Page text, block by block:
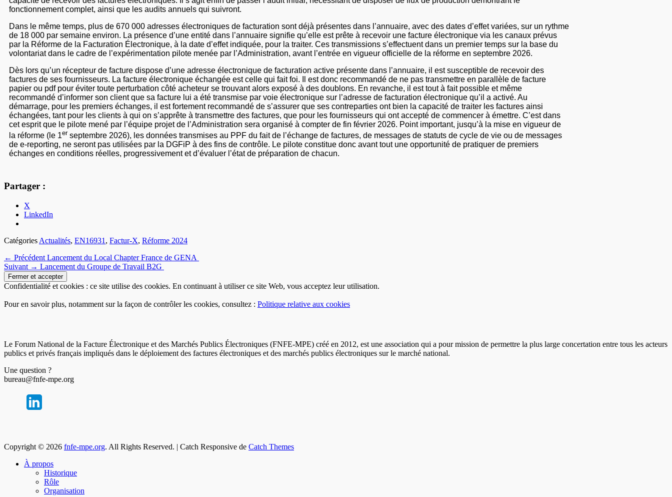
fonctionnement complet, ainsi que les audits annuels qui suivront.
Dans le même temps, plus de 670 000 adresses électroniques de facturation sont déjà présentes dans l’annuaire, avec des dates d’effet variées, sur un rythme
de 18 000 par semaine environ. La présence d’une entité dans l’annuaire signifie qu’elle est prête à recevoir une facture électronique via les canaux prévus
par la Réforme de la Facturation Électronique, à la date d’effet indiquée, pour la traiter. Ces transmissions s’effectuent dans un premier temps sur la base du
volontariat dans le cadre de l’expérimentation pilote menée par l’Administration, avant l’entrée en vigueur officielle de la réforme en septembre 2026.
Dès lors qu’un récepteur de facture dispose d’une adresse électronique de facturation active présente dans l’annuaire, il est susceptible de recevoir des
factures de ses fournisseurs. La facture électronique échangée est celle qui fait foi. Il est donc recommandé de ne pas transmettre en parallèle de facture
papier ou pdf pour éviter toute perturbation côté acheteur se trouvant alors exposé à des doublons. En revanche, il est tout à fait possible et même
recommandé d’informer son client que sa facture lui a été transmise par voie électronique sur l’adresse de facturation électronique qu’il a activé. Au
démarrage, pour les premiers échanges, il est fortement recommandé de s’assurer que ses contreparties ont bien la capacité de traiter les factures ainsi
échangées, tant pour les clients à qui on s’apprête à transmettre des factures, que pour les fournisseurs qui ont accepté de commencer à émettre. C’est dans
cet esprit que le pilote mené par l’équipe projet de l’Administration sera organisé à compter de fin février 2026. Point important, jusqu’à la mise en vigueur de
la réforme (le 1er septembre 2026), les données transmises au PPF du fait de l’échange de factures, de messages de statuts de cycle de vie ou de messages
de e-reporting, ne seront pas utilisées par la DGFiP à des fins de contrôle. Le pilote constitue donc avant tout une opportunité de pratiquer de premiers
échanges en conditions réelles, progressivement et d’évaluer l’état de préparation de chacun.
Partager :
X
LinkedIn
Catégories Actualités, EN16931 , Factur-X, Réforme 2024
← Précédent Lancement du Local Chapter France de GENA
Suivant → Lancement du Groupe de Travail B2G
Confidentialité et cookies : ce site utilise des cookies. En continuant à utiliser ce site Web, vous acceptez leur utilisation.
Pour en savoir plus, notamment sur la façon de contrôler les cookies, consultez : Politique relative aux cookies
Le Forum National de la Facture Électronique et des Marchés Publics Électroniques (FNFE-MPE) créé en 2012, est une association qui a pour mission de permettre la plus large concertation entre tous les acteurs
publics et privés français impliqués dans le déploiement des factures électroniques et des marchés publics électroniques sur le marché national.
Une question ?
bureau@fnfe-mpe.org
Copyright © 2026 fnfe-mpe.org. All Rights Reserved. | Catch Responsive de Catch Themes
À propos
Historique
Rôle
Organisation